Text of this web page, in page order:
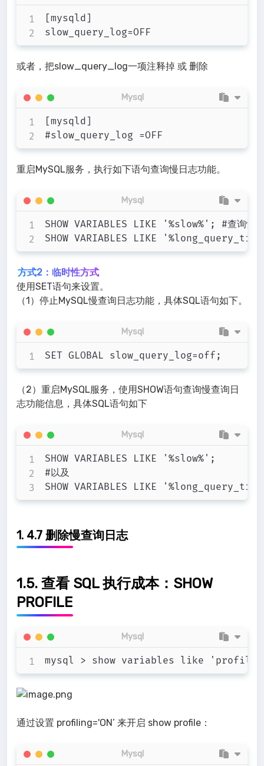
[mysqld]
或者，把slow_query_log一项注释掉 或 删除
[mysqld]
Mysql
重启MySQL服务，执行如下语句查询慢日志功能。
SHOW VARIABLES LIKE '%slow%'; #查询慢查
Mysql
方式2：临时性方式
使用SET语句来设置。
（1）停止MySQL慢查询日志功能，具体SQL语句如下。
Mysql
（2）重启MySQL服务，使用SHOW语句查询慢查询日
志功能信息，具体SQL语句如下
SHOW VARIABLES LIKE '%slow%';
#以及
Mysql
1. 4.7 删除慢查询日志
1.5. 查看 SQL 执行成本：SHOW
PROFILE
Mysql
通过设置 profiling='ON’ 来开启 show profile：
Mysql